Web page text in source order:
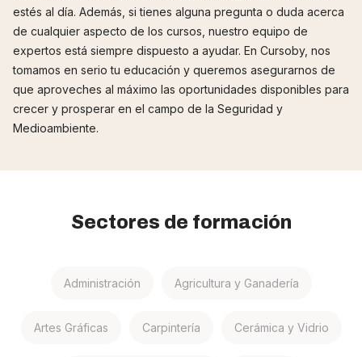
estés al día. Además, si tienes alguna pregunta o duda acerca
de cualquier aspecto de los cursos, nuestro equipo de
expertos está siempre dispuesto a ayudar. En Cursoby, nos
tomamos en serio tu educación y queremos asegurarnos de
que aproveches al máximo las oportunidades disponibles para
crecer y prosperar en el campo de la Seguridad y
Medioambiente.
Sectores de formación
Administración Agricultura y Ganadería
Artes Gráficas Carpintería Cerámica y Vidrio